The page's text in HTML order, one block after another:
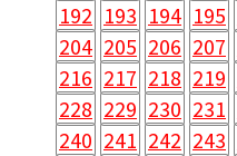
192 193 194 195
204 205 206 207
216 217 218 219
228 229 230 231
240 241 242 243